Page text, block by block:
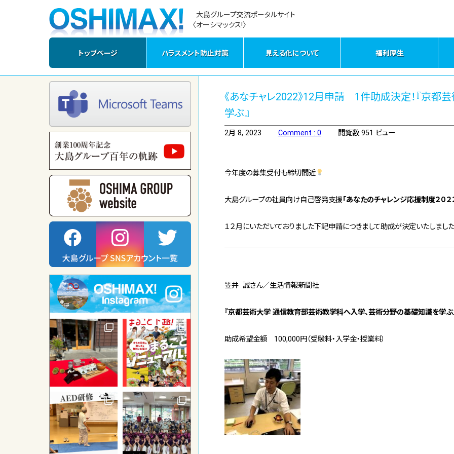
大島グループ交流ポータルサイト
〈オーシマックス!〉
トップページ ハラスメント防止対策 見える化について 福利厚生
《あなチャレ2022》12月申請 1件助成決定！『京
学ぶ』
2月 8, 2023 Comment : 0 閲覧数 951 ビュー
今年度の募集受付も締切間近
大島グループの社員向け自己啓発支援「あなたのチャレンジ応援制度２０２
１２月にいただいておりました下記申請につきまして助成が決定いたしまし
笠井 誠さん／生活情報新聞社
『京都芸術大学 通信教育部芸術教学科へ入学、芸術分野の基礎知識を学ぶ
助成希望金額 100,000円（受験料・入学金・授業料）